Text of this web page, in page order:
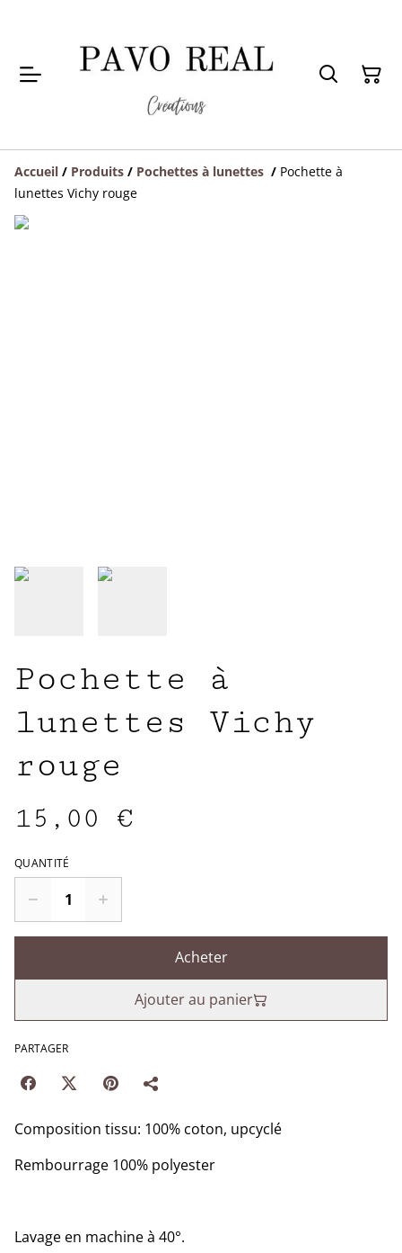
Accueil / Produits / Pochettes à lunettes / Pochette à
lunettes Vichy rouge
Pochette à
lunettes Vichy
rouge
15,00 €
QUANTITÉ
Acheter
Ajouter au panier
PARTAGER
Composition tissu: 100% coton, upcyclé
Rembourrage 100% polyester
Lavage en machine à 40°.